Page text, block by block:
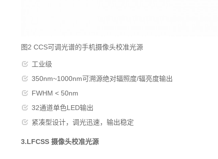
图2 CCS可调光谱的手机摄像头校准光源
工业级
350nm~1000nm可溯源绝对辐照度/辐亮度输出
FWHM < 50nm
32通道单色LED输出
紧凑型设计，调光迅速，输出稳定
3.LFCSS 摄像头校准光源